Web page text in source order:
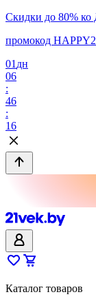
Скидки до 80%
промокод
01 дн
06
:
46
:
16
Каталог товаров